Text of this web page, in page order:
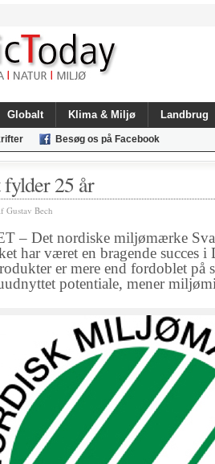
Globalt Klima & Miljø Landbrug
Besøg os på Facebook
25 år
Gustav Bech
– Det nordiske miljømærke
har været en bragende succes i
er mere end fordoblet på
potentiale, mener